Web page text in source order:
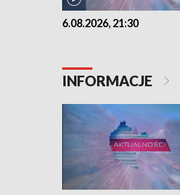
6.08.2026, 21:30
INFORMACJE